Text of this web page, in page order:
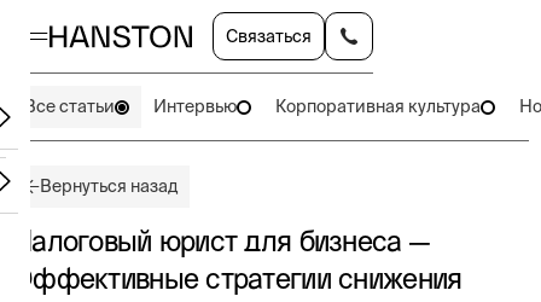
Связаться
Все статьи Интервью Корпоративная культура
Вернуться назад
Налоговый юрист для бизнеса —
Эффективные стратегии снижения